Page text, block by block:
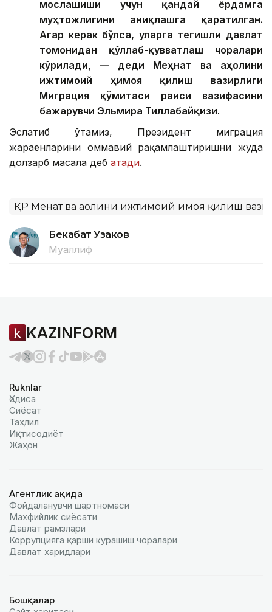
мослашиши учун қандай ёрдамга
муҳтожлигини аниқлашга қаратилган.
Агар керак бўлса, уларга тегишли давлат
томонидан қўллаб-қувватлаш чоралари
кўрилади, — деди Меҳнат ва аҳолини
ижтимоий ҳимоя қилиш вазирлиги
Миграция қўмитаси раиси вазифасини
бажарувчи Эльмира Тиллабайқизи.
Эслатиб ўтамиз, Президент миграция
жараёнларини оммавий рақамлаштиришни жуда
долзарб масала деб атади.
ҚР Меҳнат ва аҳолини ижтимоий ҳимоя қилиш
Бекабат Узаков
Муаллиф
KAZINFORM
Ruknlar
Ҳодиса
Сиёсат
Таҳлил
Иқтисодиёт
Жаҳон
Агентлик ҳақида
Фойдаланувчи шартномаси
Махфийлик сиёсати
Давлат рамзлари
Коррупцияга қарши курашиш чоралари
Давлат харидлари
Бошқалар